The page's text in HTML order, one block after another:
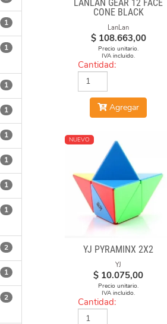
1
1
1
1
1
1
1
1
2
1
2
LANLAN GEAR 12 FACE
CONE BLACK
LanLan
$ 108.663,00
Precio unitario.
IVA incluido.
Cantidad:
Agregar
NUEVO
YJ PYRAMINX 2X2
YJ
$ 10.075,00
Precio unitario.
IVA incluido.
Cantidad: